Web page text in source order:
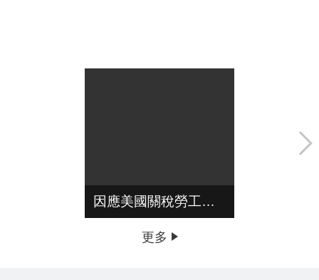
因應美國關稅勞工局協助方案
更多